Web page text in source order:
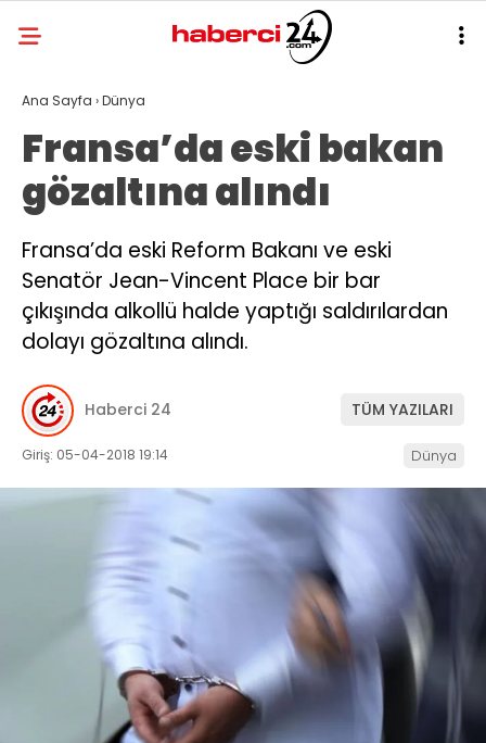
Ana Sayfa ›Dünya
Fransa’da eski bakan
gözaltına alındı
Fransa’da eski Reform Bakanı ve eski
Senatör Jean-Vincent Place bir bar
çıkışında alkollü halde yaptığı saldırılardan
dolayı gözaltına alındı.
Haberci 24 TÜM YAZILARI
Giriş: 05-04-2018 19:14 Dünya